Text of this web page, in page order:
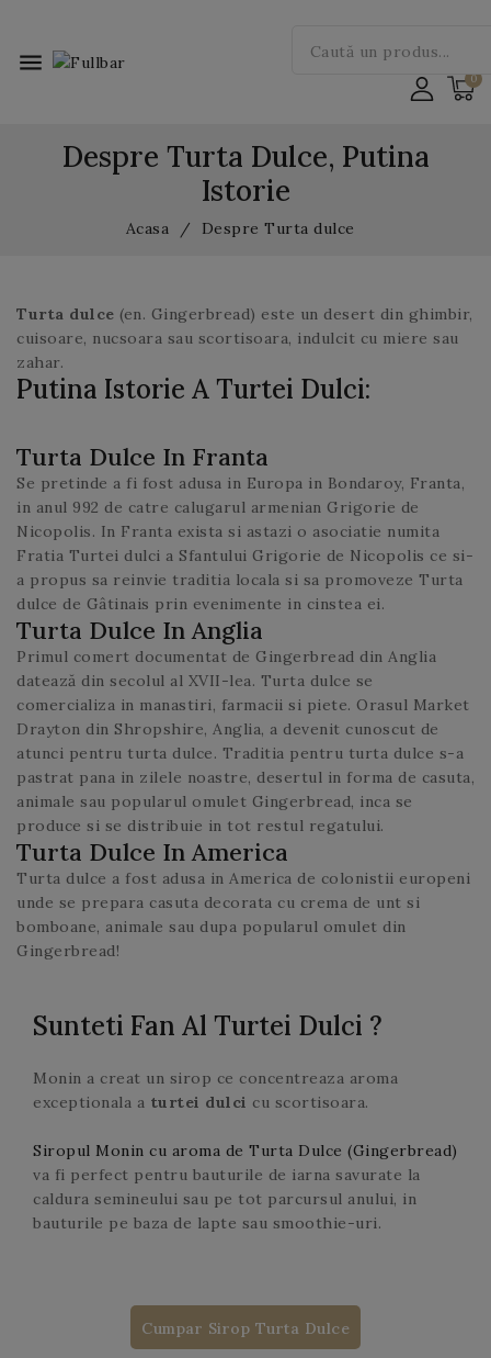
menu
Despre Turta Dulce, Putina
Istorie
Acasa Despre Turta dulce
Turta dulce (en. Gingerbread) este un desert din ghimbir,
cuisoare, nucsoara sau scortisoara, indulcit cu miere sau
zahar.
Putina Istorie A Turtei Dulci:
Turta Dulce In Franta
Se pretinde a fi fost adusa in Europa in Bondaroy, Franta,
in anul 992 de catre calugarul armenian Grigorie de
Nicopolis. In Franta exista si astazi o asociatie numita
Fratia Turtei dulci a Sfantului Grigorie de Nicopolis ce si-
a propus sa reinvie traditia locala si sa promoveze Turta
dulce de Gâtinais prin evenimente in cinstea ei.
Turta Dulce In Anglia
Primul comert documentat de Gingerbread din Anglia
datează din secolul al XVII-lea. Turta dulce se
comercializa in manastiri, farmacii si piete. Orasul Market
Drayton din Shropshire, Anglia, a devenit cunoscut de
atunci pentru turta dulce. Traditia pentru turta dulce s-a
pastrat pana in zilele noastre, desertul in forma de casuta,
animale sau popularul omulet Gingerbread, inca se
produce si se distribuie in tot restul regatului.
Turta Dulce In America
Turta dulce a fost adusa in America de colonistii europeni
unde se prepara casuta decorata cu crema de unt si
bomboane, animale sau dupa popularul omulet din
Gingerbread!
Sunteti Fan Al Turtei Dulci ?
Monin a creat un sirop ce concentreaza aroma
exceptionala a turtei dulci cu scortisoara.
Siropul Monin cu aroma de Turta Dulce (Gingerbread)
va fi perfect pentru bauturile de iarna savurate la
caldura semineului sau pe tot parcursul anului, in
bauturile pe baza de lapte sau smoothie-uri.
Cumpar Sirop Turta Dulce